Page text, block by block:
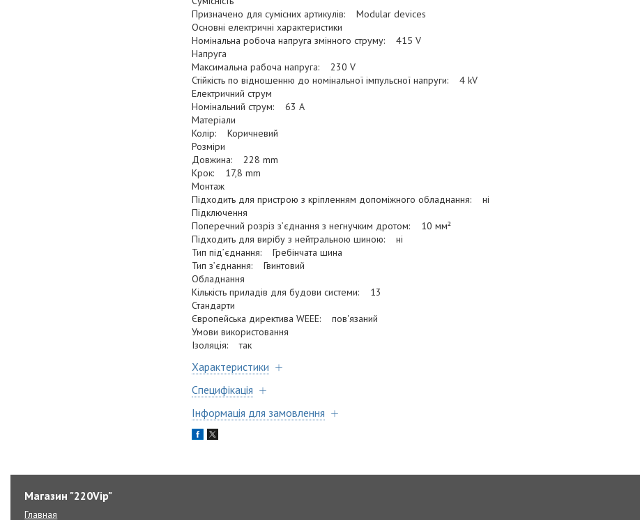
Призначено для сумісних артикулів: Modular devices
Основні електричні характеристики
Номінальна робоча напруга змінного струму: 415 V
Напруга
Максимальна рабоча напруга: 230 V
Стійкість по відношенню до номінальної імпульсної напруги: 4 kV
Електричний струм
Номінальний струм: 63 A
Матеріали
Колір: Коричневий
Розміри
Довжина: 228 mm
Крок: 17,8 mm
Монтаж
Підходить для пристрою з кріпленням допоміжного обладнання: ні
Підключення
Поперечний розріз з’єднання з негнучким дротом: 10 мм²
Підходить для вирібу з нейтральною шиною: ні
Тип під’єднання: Гребінчата шина
Тип з’єднання: Гвинтовий
Обладнання
Кількість приладів для будови системи: 13
Стандарти
Європейська директива WEEE: пов'язаний
Умови використовання
Ізоляція: так
Характеристики
Специфікація
Інформація для замовлення
Магазин "220Vip"
Главная